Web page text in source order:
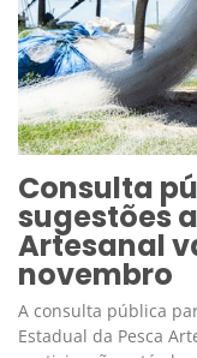
Consulta
sugestões
Artesanal
novembro
A consulta pública
Estadual da Pesca